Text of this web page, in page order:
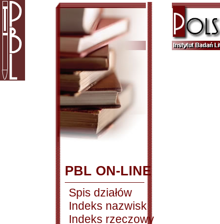
PBL ON-LINE
Spis działów
Indeks nazwisk
Indeks rzeczowy